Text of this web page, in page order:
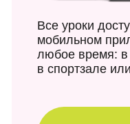
Все уроки
мобильном
любое время: в
в спортзале